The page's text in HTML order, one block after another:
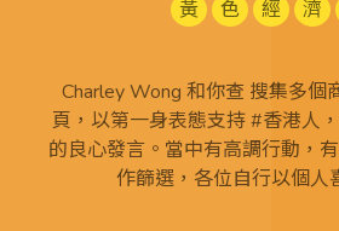
黃 色 經 濟
Charley Wong 和你查 搜集多個
頁，以第一身表態支持 #香港人
的良心發言。當中有高調行動，
作篩選，各位自行以個人